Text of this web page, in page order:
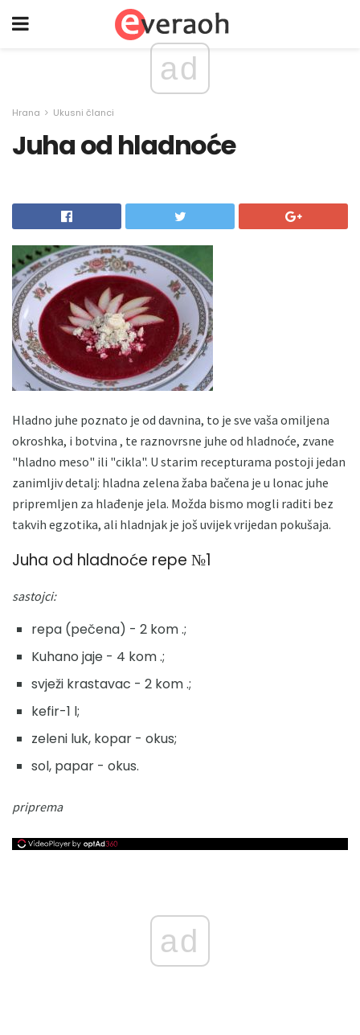
ad
Hrana Ukusni članci
Juha od hladnoće
Hladno juhe poznato je od davnina, to je sve vaša omiljena
okroshka, i botvina , te raznovrsne juhe od hladnoće, zvane
"hladno meso" ili "cikla". U starim recepturama postoji jedan
zanimljiv detalj: hladna zelena žaba bačena je u lonac juhe
pripremljen za hlađenje jela. Možda bismo mogli raditi bez
takvih egzotika, ali hladnjak je još uvijek vrijedan pokušaja.
Juha od hladnoće repe №1
sastojci:
repa (pečena) - 2 kom .;
Kuhano jaje - 4 kom .;
svježi krastavac - 2 kom .;
kefir-1 l;
zeleni luk, kopar - okus;
sol, papar - okus.
priprema
ad